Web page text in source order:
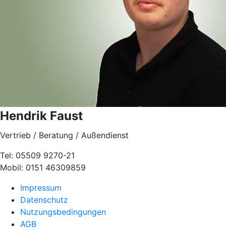
Hendrik Faust
Vertrieb / Beratung / Außendienst
Tel: 05509 9270-21
Mobil: 0151 46309859
Impressum
Datenschutz
Nutzungsbedingungen
AGB